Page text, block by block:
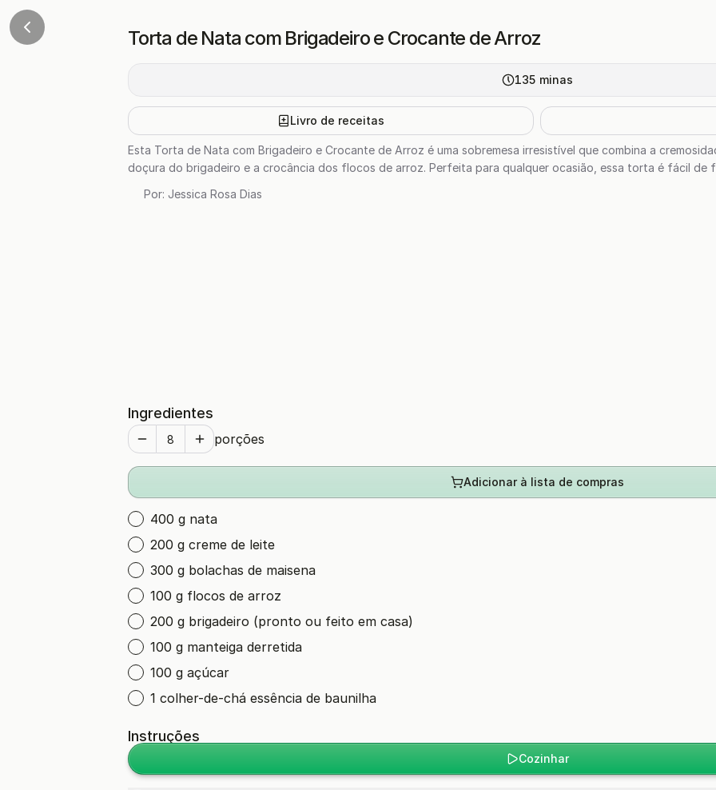
Torta de Nata com Brigadeiro e Crocante de Arroz
135 minas
Livro de receitas
Esta Torta de Nata com Brigadeiro e Crocante de Arroz é uma sobremesa irresistível que combina a
doçura do brigadeiro e a crocância dos flocos de arroz. Perfeita para qualquer ocasião, essa torta é fácil de
Por: Jessica Rosa Dias
Ingredientes
porções
Adicionar à lista de compras
400 g nata
200 g creme de leite
300 g bolachas de maisena
100 g flocos de arroz
200 g brigadeiro (pronto ou feito em casa)
100 g manteiga derretida
100 g açúcar
1 colher-de-chá essência de baunilha
Instruções
Cozinhar